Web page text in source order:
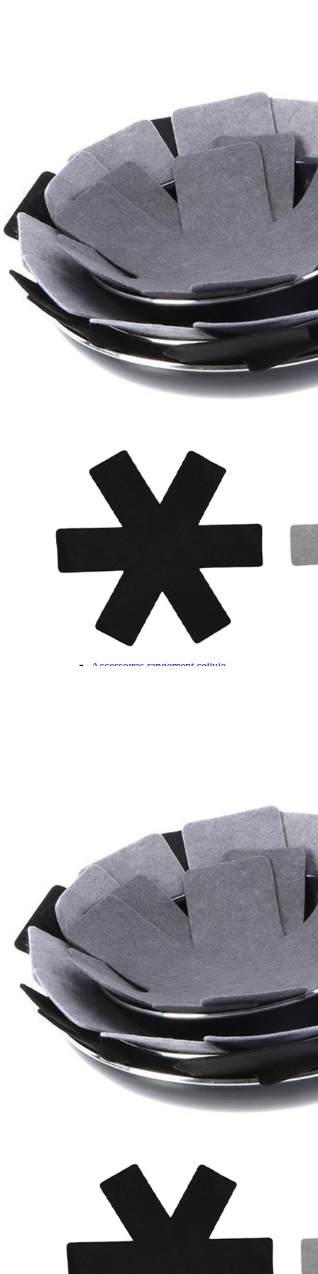
Séparateurs de batteries
Gamme VICTRON ENERGY
Piles à combustible
Groupes Electrogènes
Convertisseurs 12V - 230V
Transformateurs 230V - 12V
ECLAIRAGES
Ampoules et tubes fluo
Ampoules à LEDS
Eclairages intérieur
Eclairages extérieur
Eclairage portatif et piles
Feux de signalisation
Feux de signalisation arrière
ELECTRICITE
Avec prise USB
Prises allume-cigare 12V
Prises intérieures 12V et 230V
Prises P17 et 230V
Prolongateurs et enrouleurs
Câbles électriques
Fusibles et cosses
Prises extérieures caravane
EQUIPEMENT INTERIEUR
Stores de cabine REMIfront
Volets isolants extérieurs
Volets isolants intérieurs
Volets isolants SOPLAIR Intermik
Pare-soleil VISIOPLAIR
SOLUTIONS de couchage
Pour la literie
AMÉNAGEMENTS & RANGEMENTS
Isolation thermique et phonique
Tableau de bord
Tapis de cabine
Housses de sièges
Rideaux de porte et moustiquaires
Accessoires rideaux volets
Gamme d'accessoires pliables
Accessoires rangement cellule
Accessoires cuisine divers
Pour faire le ménage
Tapis anti dérapant et nappe
Poubelles
Accessoires rangement cuisine
LIBRAIRIE ET JEUX
Guides
Jeux jouets
Animaux en camping-car
J'aime Camping-car Plus
VW collection
EQUIPEMENT EXTERIEUR
EXTERIEUR CABINE & CELLULE
Cales et stabilisation
Vérins de stabilisation
Rétroviseurs et lentilles
Bavettes de protections
Embout d'échappement
Renforts de suspension
Jantes,Pneus,Roues et accessoires
Pièces détachées équipement
Gamme de volets THERMOCOVER
Gamme de volets VISIOPLAIR
Rideaux volets isolants intérieurs
Isolation thermique phonique
Gamme de volets BRUNNER
Rideaux volets isolants extérieurs
Housse camping-cars et caravanes
Reconditionnés
Nos Véhicules en concession
Le Magasin
Concession & Véhicules
Nos véhicules Neufs
Nos véhicules Occasions
Le magasin